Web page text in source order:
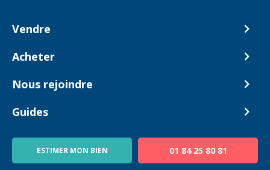
Vendre
Comment ça marche ?
Acheter
Biens en vente
Nous rejoindre
Devenir Conseiller
Guides
Blog
ESTIMER MON BIEN 01 84 25 80 81